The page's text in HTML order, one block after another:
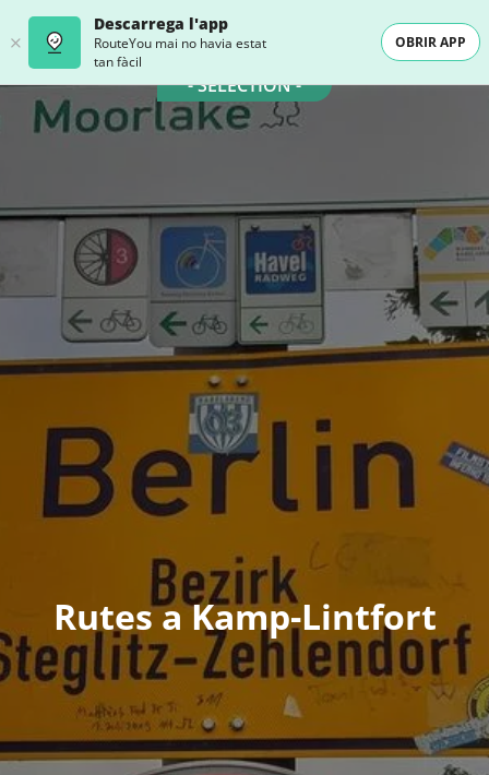
Descarrega l'app
RouteYou mai no havia estat
tan fàcil
OBRIR APP
- SELECTION -
Rutes a Kamp-Lintfort